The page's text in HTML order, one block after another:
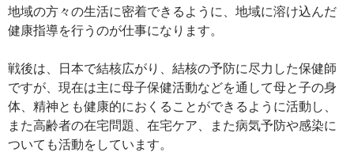
地域の方々の生活に密着できるように、地域に溶け込んだ
健康指導を行うのが仕事になります。
戦後は、日本で結核広がり、結核の予防に尽力した保健師
ですが、現在は主に母子保健活動などを通して母と子の身
体、精神とも健康的におくることができるように活動し、
また高齢者の在宅問題、在宅ケア、また病気予防や感染に
ついても活動をしています。